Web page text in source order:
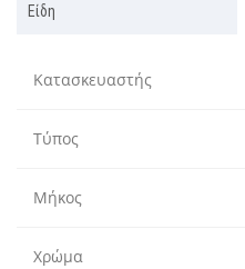
Είδη
Κατασκευαστής
Τύπος
Μήκος
Χρώμα